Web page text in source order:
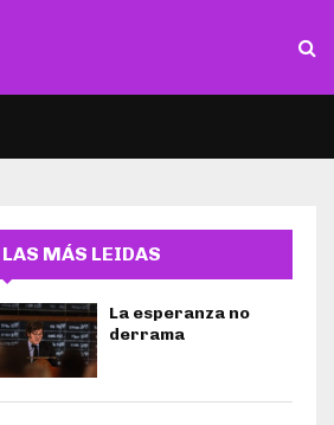
LAS MÁS LEIDAS
La esperanza no
derrama